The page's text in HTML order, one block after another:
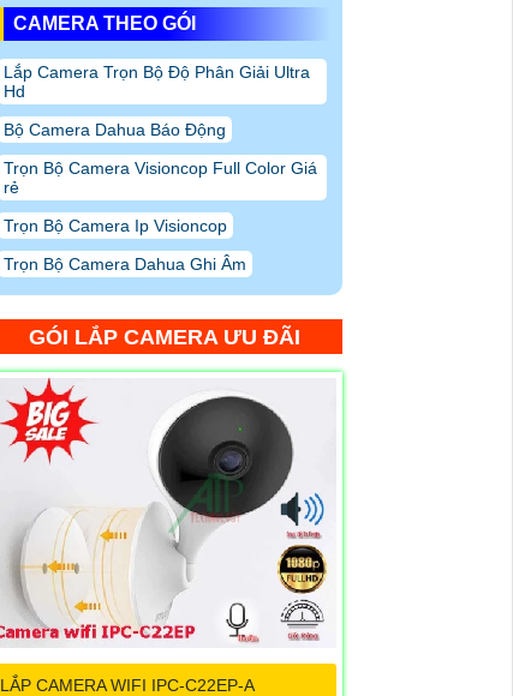
CAMERA THEO GÓI
Lắp Camera Trọn Bộ Độ Phân Giải Ultra
Hd
Bộ Camera Dahua Báo Động
Trọn Bộ Camera Visioncop Full Color Giá
rẻ
Trọn Bộ Camera Ip Visioncop
Trọn Bộ Camera Dahua Ghi Âm
GÓI LẮP CAMERA ƯU ĐÃI
LẮP CAMERA WIFI IPC-C22EP-A